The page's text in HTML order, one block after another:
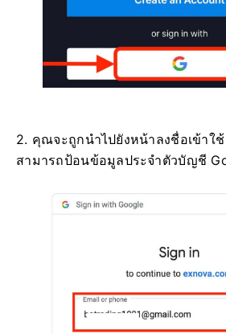
2. คุณจะถูกนำไปยังหน้าลงชื่อเข้าใ
สามารถป้อนข้อมูลประจำตัวบัญชี